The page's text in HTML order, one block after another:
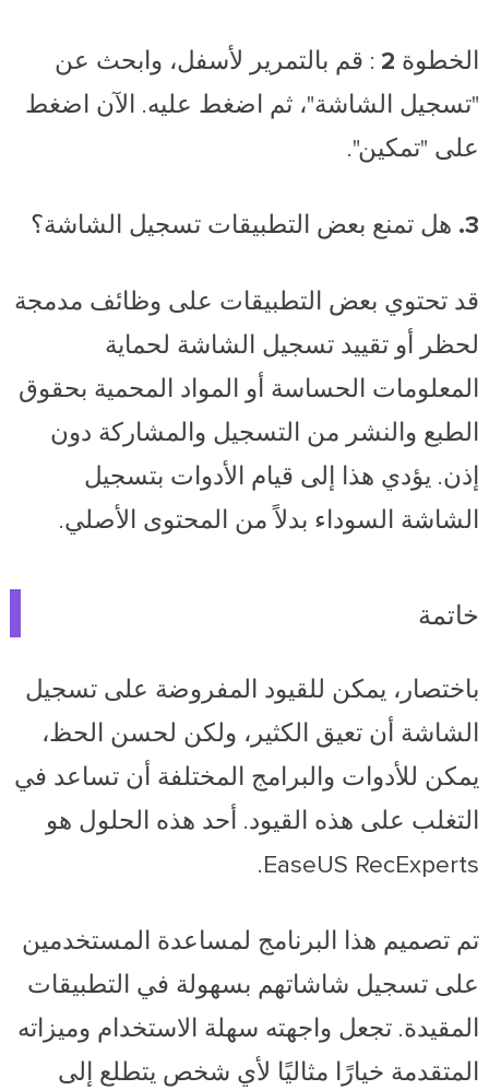
الخطوة 2
: قم بالتمرير لأسفل، وابحث عن
"تسجيل الشاشة"، ثم اضغط عليه. الآن اضغط
على "تمكين".
3. هل تمنع بعض التطبيقات تسجيل الشاشة؟
قد تحتوي بعض التطبيقات على وظائف مدمجة
لحظر أو تقييد تسجيل الشاشة لحماية
المعلومات الحساسة أو المواد المحمية بحقوق
الطبع والنشر من التسجيل والمشاركة دون
إذن. يؤدي هذا إلى قيام الأدوات بتسجيل
الشاشة السوداء بدلاً من المحتوى الأصلي.
خاتمة
باختصار، يمكن للقيود المفروضة على تسجيل
الشاشة أن تعيق الكثير، ولكن لحسن الحظ،
يمكن للأدوات والبرامج المختلفة أن تساعد في
التغلب على هذه القيود. أحد هذه الحلول هو
EaseUS RecExperts.
تم تصميم هذا البرنامج لمساعدة المستخدمين
على تسجيل شاشاتهم بسهولة في التطبيقات
المقيدة. تجعل واجهته سهلة الاستخدام وميزاته
المتقدمة خيارًا مثاليًا لأي شخص يتطلع إلى